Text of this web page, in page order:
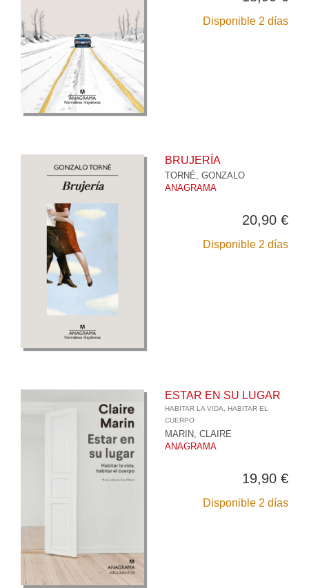
Disponible 2 días
BRUJERÍA
TORNÉ, GONZALO
ANAGRAMA
20,90 €
Disponible 2 días
ESTAR EN SU LUGAR
HABITAR LA VIDA, HABITAR EL
CUERPO
MARIN, CLAIRE
ANAGRAMA
19,90 €
Disponible 2 días